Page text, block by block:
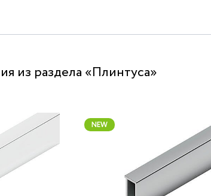
из раздела «Плинтуса»
NEW